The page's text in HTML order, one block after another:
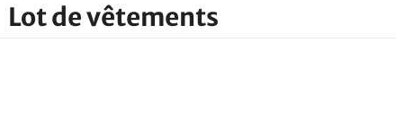
Lot de vêtements